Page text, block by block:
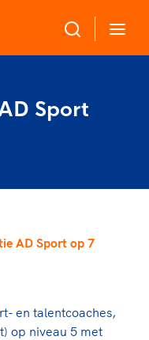
Sport
AD Sport op 7
en talentcoaches,
op niveau 5 met